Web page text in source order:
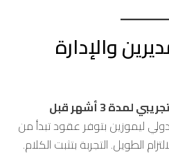
والإدارة
س: هل يمكن توقيع عقد تجريبي لمدة 3 أشهر قبل
ليموزين بتوفر عقود تبدأ من